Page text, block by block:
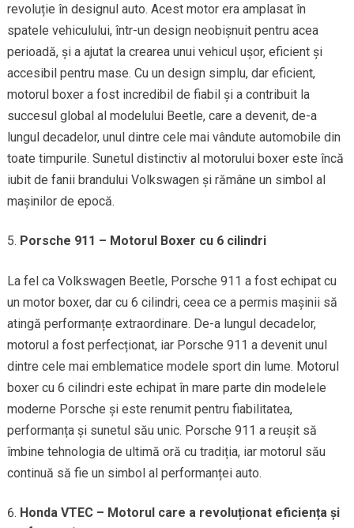
revoluție în designul auto. Acest motor era amplasat în
spatele vehiculului, într-un design neobișnuit pentru acea
perioadă, și a ajutat la crearea unui vehicul ușor, eficient și
accesibil pentru mase. Cu un design simplu, dar eficient,
motorul boxer a fost incredibil de fiabil și a contribuit la
succesul global al modelului Beetle, care a devenit, de-a
lungul decadelor, unul dintre cele mai vândute automobile din
toate timpurile. Sunetul distinctiv al motorului boxer este încă
iubit de fanii brandului Volkswagen și rămâne un simbol al
mașinilor de epocă.
Porsche 911 – Motorul Boxer cu 6 cilindri
La fel ca Volkswagen Beetle, Porsche 911 a fost echipat cu
un motor boxer, dar cu 6 cilindri, ceea ce a permis mașinii să
atingă performanțe extraordinare. De-a lungul decadelor,
motorul a fost perfecționat, iar Porsche 911 a devenit unul
dintre cele mai emblematice modele sport din lume. Motorul
boxer cu 6 cilindri este echipat în mare parte din modelele
moderne Porsche și este renumit pentru fiabilitatea,
performanța și sunetul său unic. Porsche 911 a reușit să
îmbine tehnologia de ultimă oră cu tradiția, iar motorul său
continuă să fie un simbol al performanței auto.
Honda VTEC – Motorul care a revoluționat eficiența și